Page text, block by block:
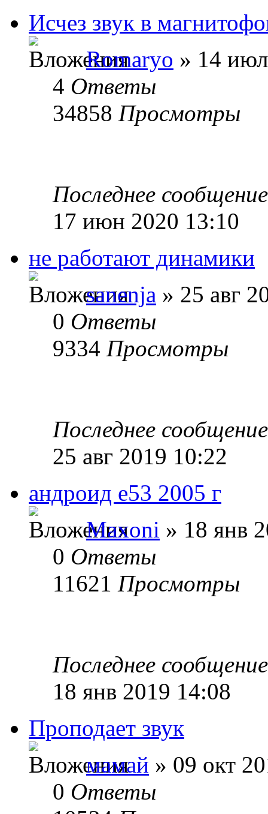
Исчез звук в
Romaryo » 14
4 Ответы
34858 Просмотры
Последнее
17 июн 2020 13:10
не работают динамики
sanenja » 25 авг
0 Ответы
9334 Просмотры
Последнее
25 авг 2019 10:22
андроид е53 2005 г
Maxoni » 18 янв
0 Ответы
11621 Просмотры
Последнее
18 янв 2019 14:08
Проподает звук
мамай » 09 окт
0 Ответы